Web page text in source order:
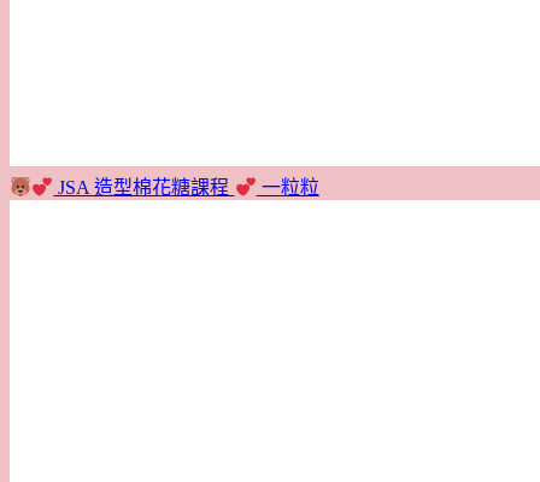
JSA 造型棉花糖課程 一粒粒